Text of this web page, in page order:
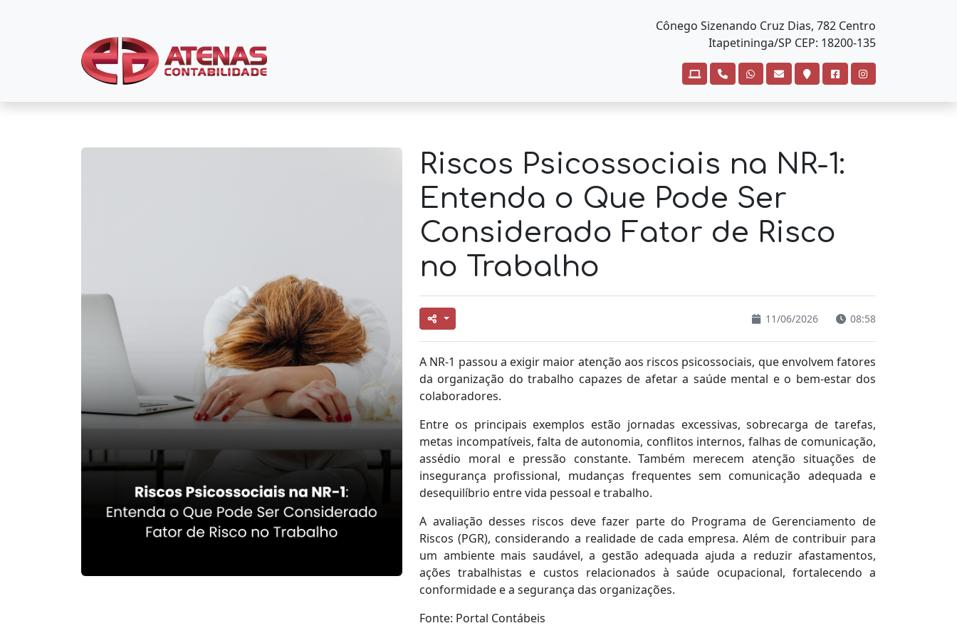
Cônego Sizenando Cruz Dias, 782 Centro
Itapetininga/SP CEP: 18200-135
Riscos Psicossociais na NR-1:
Entenda o Que Pode Ser
Considerado Fator de Risco
no Trabalho
11/06/2026 08:58
A NR-1 passou a exigir maior atenção aos riscos psicossociais, que envolvem fatores
da organização do trabalho capazes de afetar a saúde mental e o bem-estar dos
colaboradores.
Entre os principais exemplos estão jornadas excessivas, sobrecarga de tarefas,
metas incompatíveis, falta de autonomia, conflitos internos, falhas de comunicação,
assédio moral e pressão constante. Também merecem atenção situações de
insegurança profissional, mudanças frequentes sem comunicação adequada e
desequilíbrio entre vida pessoal e trabalho.
A avaliação desses riscos deve fazer parte do Programa de Gerenciamento de
Riscos (PGR), considerando a realidade de cada empresa. Além de contribuir para
um ambiente mais saudável, a gestão adequada ajuda a reduzir afastamentos,
ações trabalhistas e custos relacionados à saúde ocupacional, fortalecendo a
conformidade e a segurança das organizações.
Fonte: Portal Contábeis